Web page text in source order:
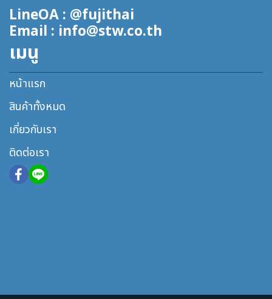
LineOA : @fujithai
Email : info@stw.co.th
เมนู
หน้าแรก
สินค้าทั้งหมด
เกี่ยวกับเรา
ติดต่อเรา